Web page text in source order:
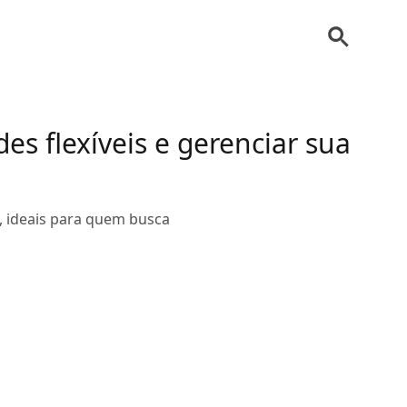
flexíveis e gerenciar sua
para quem busca